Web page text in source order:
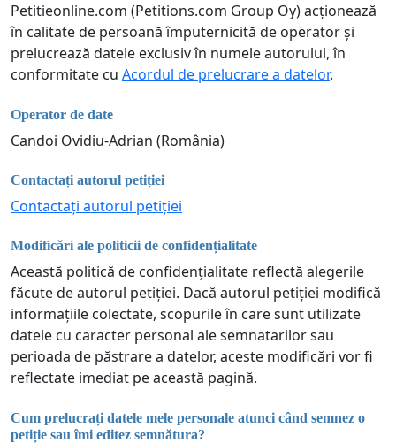
Petitieonline.com (Petitions.com Group Oy) acționează
în calitate de persoană împuternicită de operator și
prelucrează datele exclusiv în numele autorului, în
conformitate cu Acordul de prelucrare a datelor.
Operator de date
Candoi Ovidiu-Adrian (România)
Contactați autorul petiției
Contactați autorul petiției
Modificări ale politicii de confidențialitate
Această politică de confidențialitate reflectă alegerile
făcute de autorul petiției. Dacă autorul petiției modifică
informațiile colectate, scopurile în care sunt utilizate
datele cu caracter personal ale semnatarilor sau
perioada de păstrare a datelor, aceste modificări vor fi
reflectate imediat pe această pagină.
Cum prelucrați datele mele personale atunci când semnez o
petiție sau îmi editez semnătura?